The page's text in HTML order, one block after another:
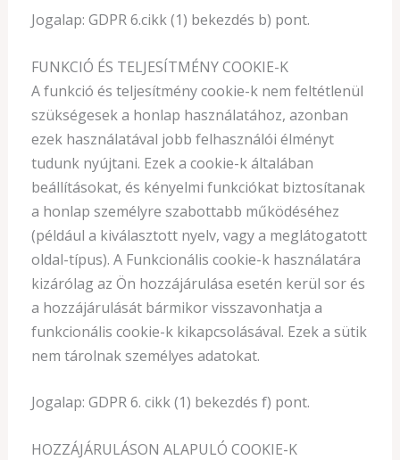
Jogalap: GDPR 6.cikk (1) bekezdés b) pont.
FUNKCIÓ ÉS TELJESÍTMÉNY COOKIE-K
A funkció és teljesítmény cookie-k nem feltétlenül
szükségesek a honlap használatához, azonban
ezek használatával jobb felhasználói élményt
tudunk nyújtani. Ezek a cookie-k általában
beállításokat, és kényelmi funkciókat biztosítanak
a honlap személyre szabottabb működéséhez
(például a kiválasztott nyelv, vagy a meglátogatott
oldal-típus). A Funkcionális cookie-k használatára
kizárólag az Ön hozzájárulása esetén kerül sor és
a hozzájárulását bármikor visszavonhatja a
funkcionális cookie-k kikapcsolásával. Ezek a sütik
nem tárolnak személyes adatokat.
Jogalap: GDPR 6. cikk (1) bekezdés f) pont.
HOZZÁJÁRULÁSON ALAPULÓ COOKIE-K